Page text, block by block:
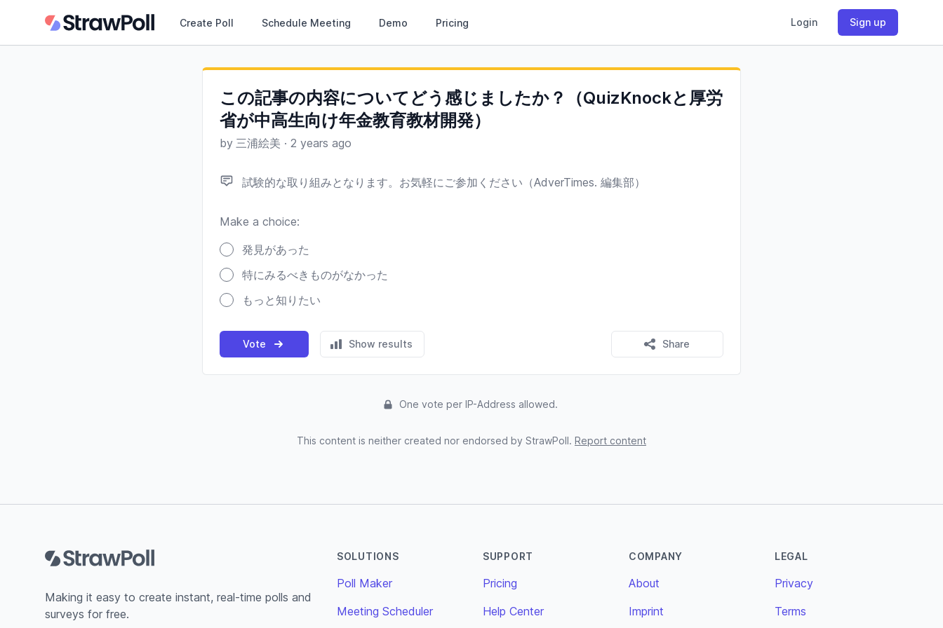
Create Poll Schedule Meeting Demo Pricing Login Sign up
この記事の内容についてどう感じましたか？（QuizKnockと厚労
省が中高生向け年金教育教材開発）
by 三浦絵美 · 2 years ago
試験的な取り組みとなります。お気軽にご参加ください（AdverTimes. 編集部）
Make a choice:
発見があった
特にみるべきものがなかった
もっと知りたい
Vote Show results Share
One vote per IP-Address allowed.
This content is neither created nor endorsed by StrawPoll. Report content
Making it easy to create instant, real-time polls and
surveys for free.
SOLUTIONS
Poll Maker
Meeting Scheduler
SUPPORT
Pricing
Help Center
COMPANY
About
Imprint
LEGAL
Privacy
Terms